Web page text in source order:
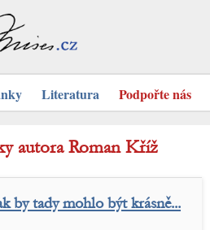
Literatura Podpořte nás
autora Roman Kříž
by tady mohlo být krásně...